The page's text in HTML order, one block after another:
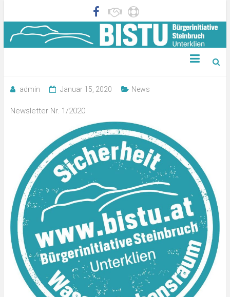
Newsletter Nr. 1/2020
admin Januar 15, 2020 News
Newsletter Nr. 1/2020